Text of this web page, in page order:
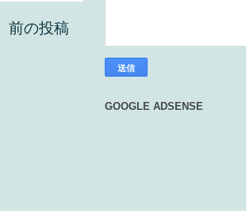
前の投稿
GOOGLE ADSENSE